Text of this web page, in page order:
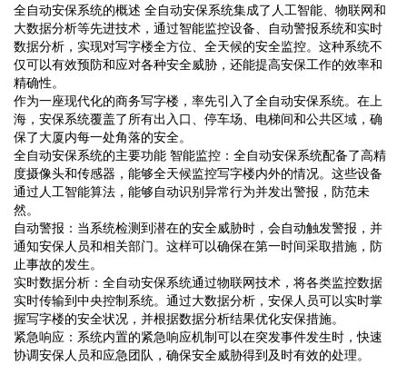
全自动安保系统的概述 全自动安保系统集成了人工智能、物联网和
大数据分析等先进技术，通过智能监控设备、自动警报系统和实时
数据分析，实现对写字楼全方位、全天候的安全监控。这种系统不
仅可以有效预防和应对各种安全威胁，还能提高安保工作的效率和
精确性。
作为一座现代化的商务写字楼，率先引入了全自动安保系统。在上
海，安保系统覆盖了所有出入口、停车场、电梯间和公共区域，确
保了大厦内每一处角落的安全。
全自动安保系统的主要功能 智能监控：全自动安保系统配备了高精
度摄像头和传感器，能够全天候监控写字楼内外的情况。这些设备
通过人工智能算法，能够自动识别异常行为并发出警报，防范未
然。
自动警报：当系统检测到潜在的安全威胁时，会自动触发警报，并
通知安保人员和相关部门。这样可以确保在第一时间采取措施，防
止事故的发生。
实时数据分析：全自动安保系统通过物联网技术，将各类监控数据
实时传输到中央控制系统。通过大数据分析，安保人员可以实时掌
握写字楼的安全状况，并根据数据分析结果优化安保措施。
紧急响应：系统内置的紧急响应机制可以在突发事件发生时，快速
协调安保人员和应急团队，确保安全威胁得到及时有效的处理。